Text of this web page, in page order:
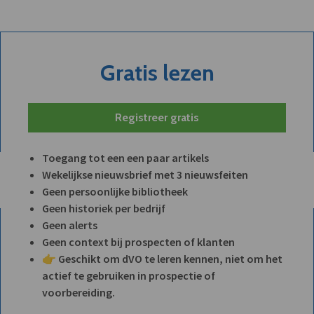
Gratis lezen
Registreer gratis
Toegang tot een een paar artikels
Wekelijkse nieuwsbrief met 3 nieuwsfeiten
Geen persoonlijke bibliotheek
Geen historiek per bedrijf
Geen alerts
Geen context bij prospecten of klanten
👉 Geschikt om dVO te leren kennen, niet om het
actief te gebruiken in prospectie of
voorbereiding.